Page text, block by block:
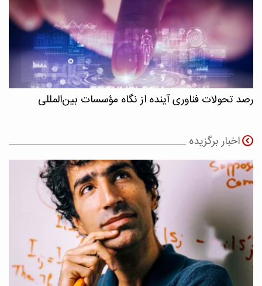
رصد تحولات فناوری آینده از نگاه مؤسسات بین‌المللی
اخبار برگزیده